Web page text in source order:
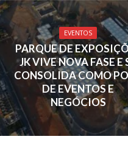
EVENTOS
PARQUE DE
JK VIVE NOVA FASE E
CONSOLIDA COMO
DE EVENTOS E
NEGÓCIOS